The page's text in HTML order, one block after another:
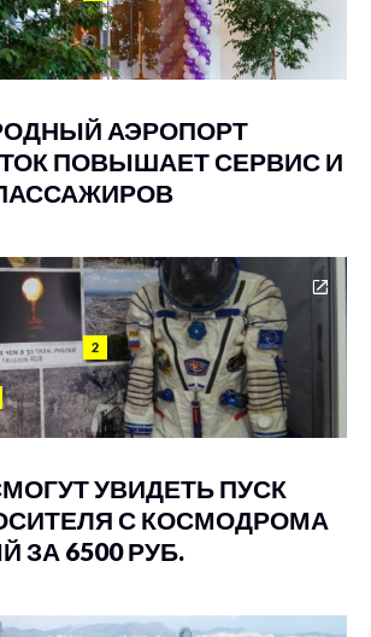
АЭРОПОРТ
ПОВЫШАЕТ СЕРВИС И
2
УВИДЕТЬ ПУСК
С КОСМОДРОМА
ЗА 6500 РУБ.